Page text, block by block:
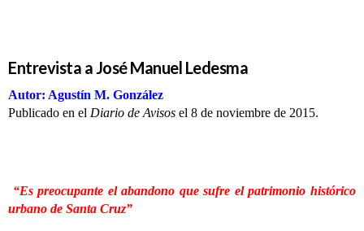
Entrevista a José Manuel Ledesma
Autor: Agustín M. González
Publicado en el Diario de Avisos el 8 de noviembre de 2015.
“Es preocupante el abandono que sufre el patrimonio histórico
urbano de Santa Cruz”